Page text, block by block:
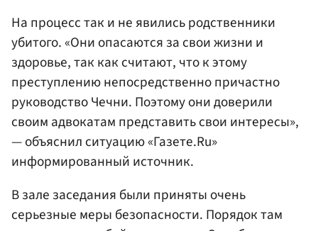
На процесс так и не явились родственники
убитого. «Они опасаются за свои жизни и
здоровье, так как считают, что к этому
преступлению непосредственно причастно
руководство Чечни. Поэтому они доверили
своим адвокатам представить свои интересы»,
— объяснил ситуацию «Газете.Ru»
информированный источник.
В зале заседания были приняты очень
серьезные меры безопасности. Порядок там